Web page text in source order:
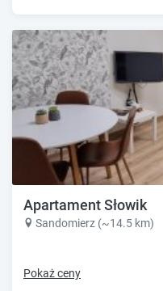
Apartament Słowik
Sandomierz (~14.5 km)
Pokaż ceny